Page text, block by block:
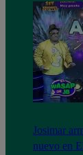
Josimar
nuevo en